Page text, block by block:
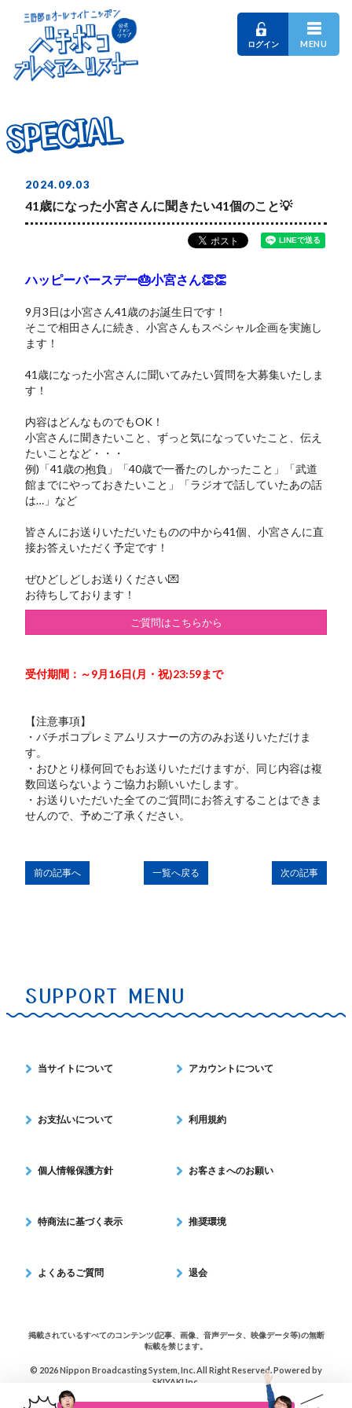
ログイン MENU
SPECIAL
SPECIAL
SPECIAL
2024.09.03
41歳になった小宮さんに聞きたい41個のこと💡
ハッピーバースデー🎂小宮さん👏👏
9月3日は小宮さん41歳のお誕生日です！
そこで相田さんに続き、小宮さんもスペシャル企画を実施し
ます！
41歳になった小宮さんに聞いてみたい質問を大募集いたしま
す！
内容はどんなものでもOK！
小宮さんに聞きたいこと、ずっと気になっていたこと、伝え
たいことなど・・・
例)「41歳の抱負」「40歳で一番たのしかったこと」「武道
館までにやっておきたいこと」「ラジオで話していたあの話
は…」など
皆さんにお送りいただいたものの中から41個、小宮さんに直
接お答えいただく予定です！
ぜひどしどしお送りください💌
お待ちしております！
ご質問はこちらから
受付期間：～9月16日(月・祝)23:59まで
【注意事項】
・バチボコプレミアムリスナーの方のみお送りいただけま
す。
・おひとり様何回でもお送りいただけますが、同じ内容は複
数回送らないようご協力お願いいたします。
・お送りいただいた全てのご質問にお答えすることはできま
せんので、予めご了承ください。
次の記事
一覧へ戻る
前の記事へ
SUPPORT MENU
当サイトについて アカウントについて
お支払いについて 利用規約
個人情報保護方針 お客さまへのお願い
特商法に基づく表示 推奨環境
よくあるご質問 退会
掲載されているすべてのコンテンツ(記事、画像、音声データ、映像データ等)の無断
転載を禁じます。
© 2026 Nippon Broadcasting System, Inc. All Right Reserved. Powered by
SKIYAKI Inc.